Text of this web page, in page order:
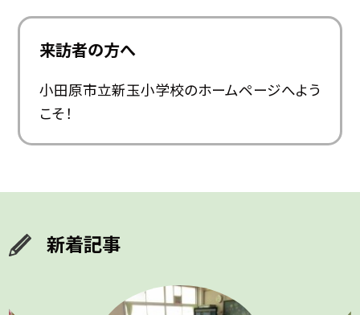
来訪者の方へ
小田原市立新玉小学校のホームページへよう
こそ！
新着記事